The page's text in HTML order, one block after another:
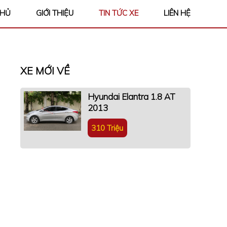
GIỚI THIỆU TIN TỨC XE LIÊN HỆ
XE MỚI VỀ
Hyundai Elantra 1.8 AT
2013
310 Triệu